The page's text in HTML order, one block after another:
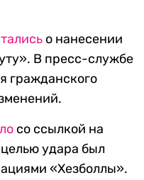
о нанесении
В пресс-службе
гражданского
со ссылкой на
удара был
«Хезболлы».